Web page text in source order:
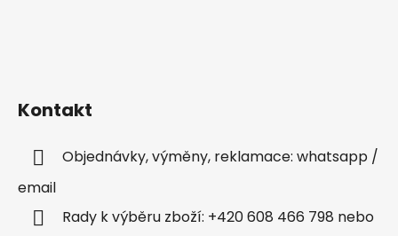
Kontakt
Objednávky, výměny, reklamace: whatsapp /
email
Rady k výběru zboží: +420 608 466 798 nebo